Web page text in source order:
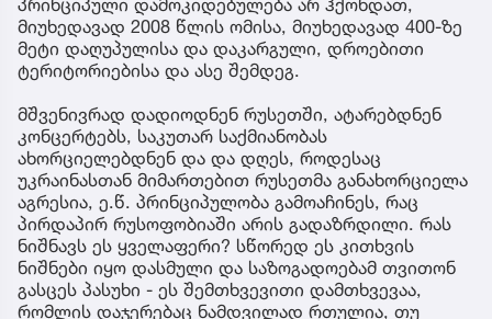
მიუხედავად 2008 წლის ომისა, მიუხედავად 400-ზე
მეტი დაღუპულისა და დაკარგული, დროებითი
ტერიტორიებისა და ასე შემდეგ.
მშვენივრად დადიოდნენ რუსეთში, ატარებდნენ
კონცერტებს, საკუთარ საქმიანობას
ახორციელებდნენ და და დღეს, როდესაც
უკრაინასთან მიმართებით რუსეთმა განახორციელა
აგრესია, ე.წ. პრინციპულობა გამოაჩინეს, რაც
პირდაპირ რუსოფობიაში არის გადაზრდილი. რას
ნიშნავს ეს ყველაფერი? სწორედ ეს კითხვის
ნიშნები იყო დასმული და საზოგადოებამ თვითონ
გასცეს პასუხი - ეს შემთხვევითი დამთხვევაა,
რომლის დაჯერებაც ნამდვილად რთულია, თუ